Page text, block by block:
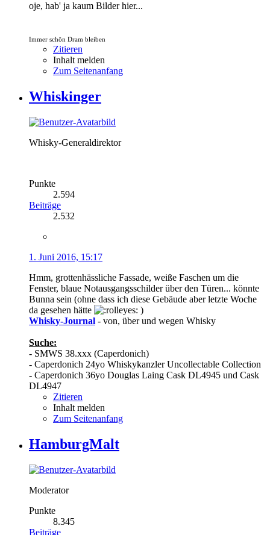
oje, hab' ja kaum Bilder hier...
Immer schön Dram bleiben
Zitieren
Inhalt melden
Zum Seitenanfang
Whiskinger
Whisky-Generaldirektor
Punkte
2.594
Beiträge
2.532
1. Juni 2016, 15:17
Hmm, grottenhässliche Fassade, weiße Faschen um die
Fenster, blaue Notausgangsschilder über den Türen... könnte
Bunna sein (ohne dass ich diese Gebäude aber letzte Woche
da gesehen hätte
)
Whisky-Journal - von, über und wegen Whisky
Suche:
- SMWS 38.xxx (Caperdonich)
- Caperdonich 24yo Whiskykanzler Uncollectable Collection
- Caperdonich 36yo Douglas Laing Cask DL4945 und Cask
DL4947
Zitieren
Inhalt melden
Zum Seitenanfang
HamburgMalt
Moderator
Punkte
8.345
Beiträge